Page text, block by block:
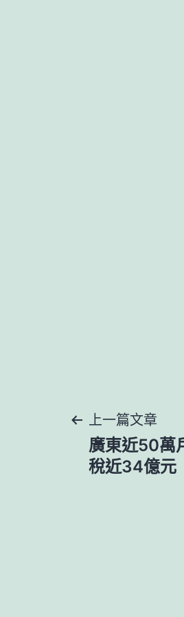
文
章
上一篇文章
廣東近50萬
稅近34億元